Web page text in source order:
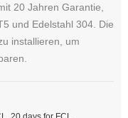
20 Jahren Garantie,
und Edelstahl 304. Die
installieren, um